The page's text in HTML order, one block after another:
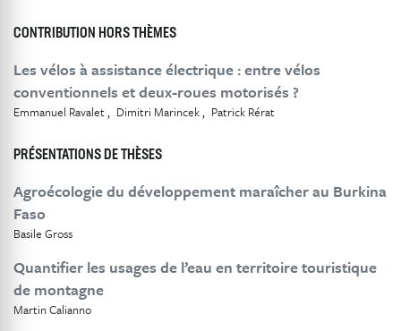
CONTRIBUTION HORS THÈMES
Les vélos à assistance électrique : entre vélos
conventionnels et deux-roues motorisés ?
Emmanuel Ravalet Dimitri Marincek Patrick Rérat
PRÉSENTATIONS DE THÈSES
Agroécologie du développement maraîcher au Burkina
Faso
Basile Gross
Quantifier les usages de l’eau en territoire touristique
de montagne
Martin Calianno